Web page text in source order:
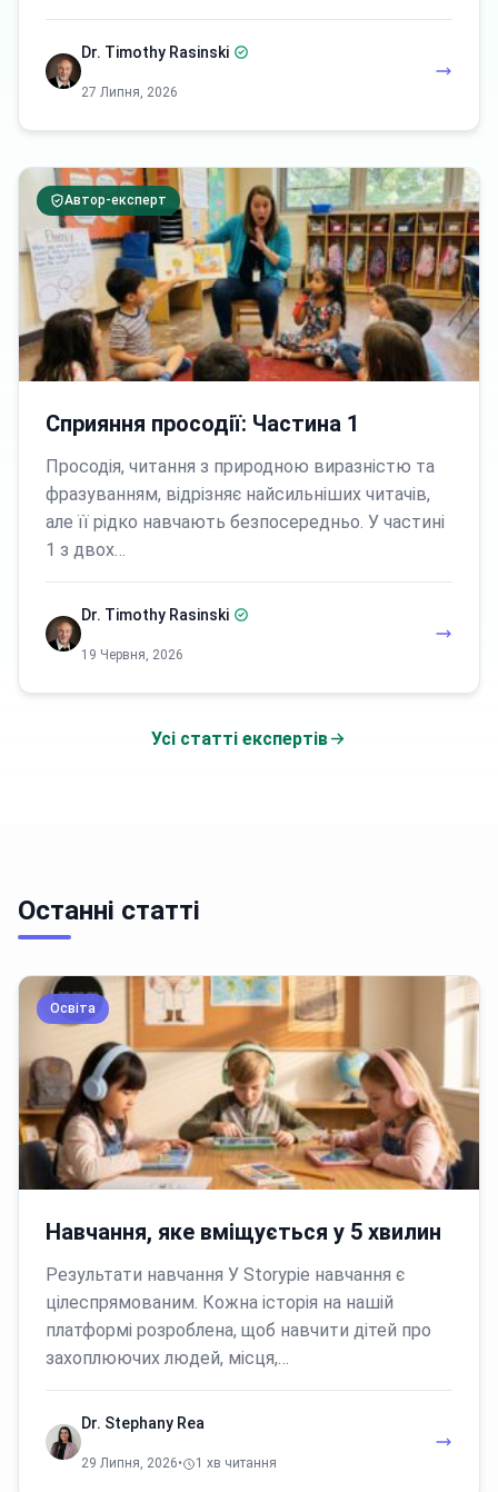
Dr. Timothy Rasinski
27 Липня, 2026
Автор-експерт
Сприяння просодії: Частина 1
Просодія, читання з природною виразністю та
фразуванням, відрізняє найсильніших читачів,
але її рідко навчають безпосередньо. У частині
1 з двох…
Dr. Timothy Rasinski
19 Червня, 2026
Усі статті експертів
Останні статті
Освіта
Навчання, яке вміщується у 5 хвилин
Результати навчання У Storypie навчання є
цілеспрямованим. Кожна історія на нашій
платформі розроблена, щоб навчити дітей про
захоплюючих людей, місця,…
Dr. Stephany Rea
29 Липня, 2026• 1 хв читання